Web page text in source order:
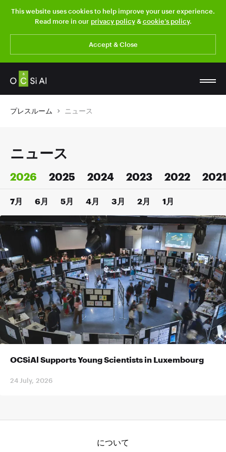
This website uses cookies to help improve your user experience.
Read more in our privacy policy&cookie’s policy.
Accept & Close
プレスルーム ニュース
ニュース
2026 2025 2024 2023 2022 2021
7月 6月 5月 4月 3月 2月 1月
OCSiAl Supports Young Scientists in Luxembourg
24 July, 2026
について